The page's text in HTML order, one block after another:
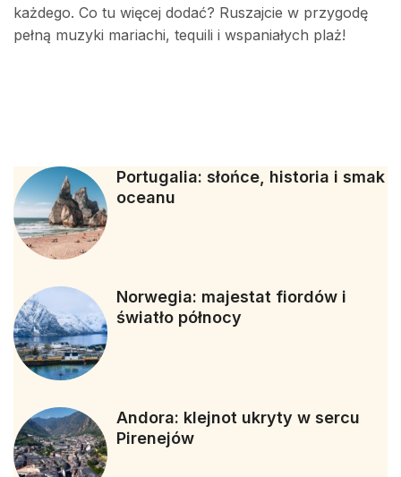
każdego. Co tu więcej dodać? Ruszajcie w przygodę
pełną muzyki mariachi, tequili i wspaniałych plaż!
Portugalia: słońce, historia i smak
oceanu
Norwegia: majestat fiordów i
światło północy
Andora: klejnot ukryty w sercu
Pirenejów